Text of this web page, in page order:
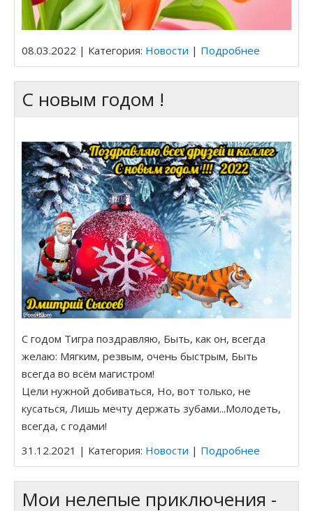
08.03.2022 | Категория: Новости | Подробнее
С новым годом !
С годом Тигра поздравляю, Быть, как он, всегда
желаю: Мягким, резвым, очень быстрым, Быть
всегда во всём магистром!
Цели нужной добиваться, Но, вот только, не
кусаться, Лишь мечту держать зубами...Молодеть,
всегда, с годами!
31.12.2021 | Категория: Новости | Подробнее
Мои нелепые приключения -